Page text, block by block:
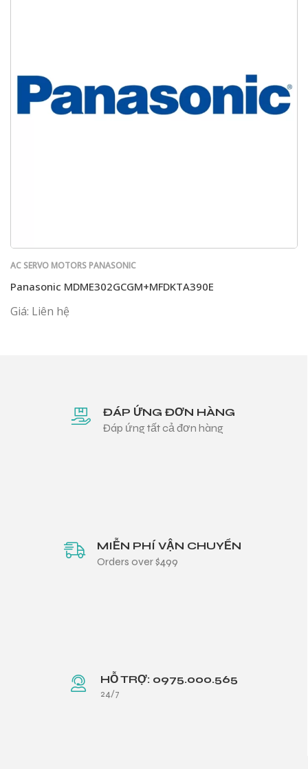
AC SERVO MOTORS PANASONIC
Panasonic MDME302GCGM+MFDKTA390E
Giá: Liên hệ
ĐÁP ỨNG ĐƠN HÀNG
Đáp ứng tất cả đơn hàng
MIỄN PHÍ VẬN CHUYỂN
Orders over $499
HỖ TRỢ: 0975.000.565
24/7